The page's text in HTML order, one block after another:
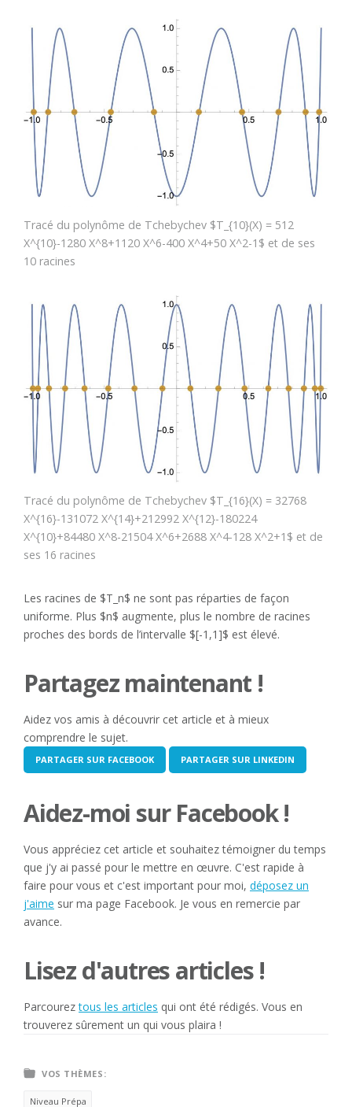
Tracé du polynôme de Tchebychev $T_{10}(X) = 512
X^{10}-1280 X^8+1120 X^6-400 X^4+50 X^2-1$ et de ses
10 racines
Tracé du polynôme de Tchebychev $T_{16}(X) = 32768
X^{16}-131072 X^{14}+212992 X^{12}-180224
X^{10}+84480 X^8-21504 X^6+2688 X^4-128 X^2+1$ et de
ses 16 racines
Les racines de $T_n$ ne sont pas réparties de façon
uniforme. Plus $n$ augmente, plus le nombre de racines
proches des bords de l’intervalle $[-1,1]$ est élevé.
Partagez maintenant !
Aidez vos amis à découvrir cet article et à mieux
comprendre le sujet.
PARTAGER SUR FACEBOOK PARTAGER SUR LINKEDIN
Aidez-moi sur Facebook !
Vous appréciez cet article et souhaitez témoigner du temps
que j'y ai passé pour le mettre en œuvre. C'est rapide à
faire pour vous et c'est important pour moi, déposez un
j'aime sur ma page Facebook. Je vous en remercie par
avance.
Lisez d'autres articles !
Parcoureztous les articles qui ont été rédigés. Vous en
trouverez sûrement un qui vous plaira !
VOS THÈMES:
Niveau Prépa